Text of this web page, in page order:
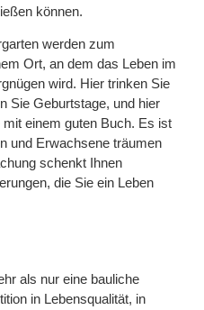
können.
werden zum
Ort, an dem das Leben im
wird. Hier trinken Sie
Sie Geburtstage, und hier
einem guten Buch. Es ist
und Erwachsene träumen
schenkt Ihnen
die Sie ein Leben
als nur eine bauliche
in Lebensqualität, in